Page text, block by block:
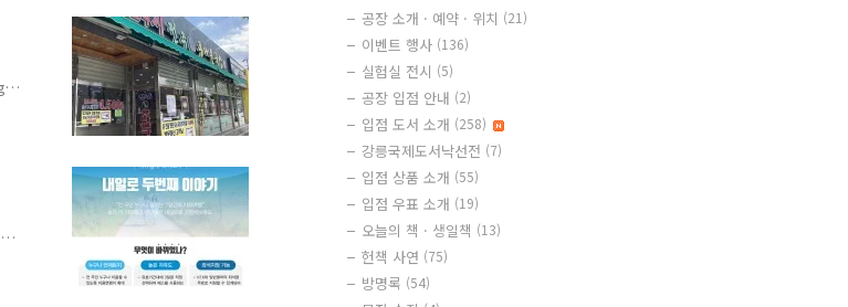
공장 소개 · 예약 · 위치 (21)
이벤트 행사 (136)
실험실 전시 (5)
공장 입점 안내 (2)
입점 도서 소개 (258)
강릉국제도서낙선전 (7)
입점 상품 소개 (55)
입점 우표 소개 (19)
오늘의 책 · 생일책 (13)
헌책 사연 (75)
방명록 (54)